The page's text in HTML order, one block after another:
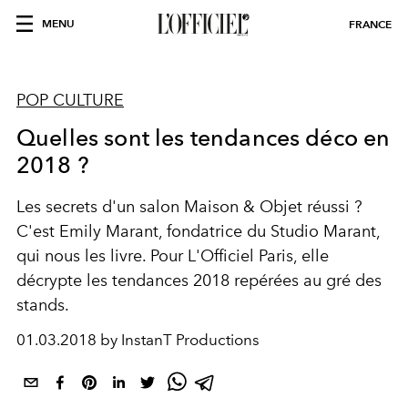
MENU FRANCE
POP CULTURE
Quelles sont les tendances déco en
2018 ?
Les secrets d'un salon Maison & Objet réussi ?
C'est Emily Marant, fondatrice du Studio Marant,
qui nous les livre. Pour L'Officiel Paris, elle
décrypte les tendances 2018 repérées au gré des
stands.
01.03.2018 by InstanT Productions